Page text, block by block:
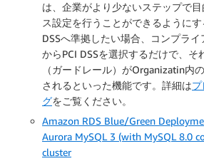
は、企業がより少ないステップで
ス設定を行うことができるように
DSSへ準拠したい場合、コンプラ
からPCI DSSを選択するだけで、
（ガードレール）がOrganizatin内
されるといった機能です。詳細は
グをご覧ください。
Amazon RDS Blue/Green
Aurora MySQL 3 (with MySQL 8.0
cluster